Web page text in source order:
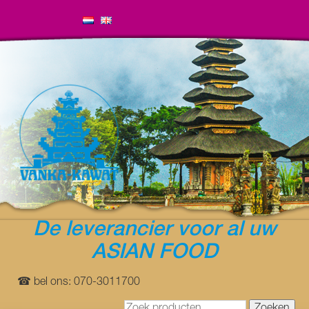
De leverancier voor al uw
ASIAN FOOD
☎ bel ons: 070-3011700